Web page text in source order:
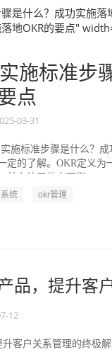
是什么？成功实施
地OKR的要点"
施标准步
点
03-31
施标准步骤是什么？
定的了解。OKR定义
统 okr管理
品，提升客
12
升客户关系管理的终极